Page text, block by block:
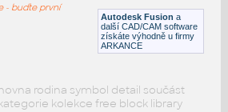
Ocel
Autodesk Fusion a
další CAD/CAM software
získáte výhodně u firmy
ARKANCE
- buďte první
rodina symbol detail součást
kolekce free block library